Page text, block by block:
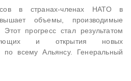
в странах-членах НАТО в
объемы, производимые
прогресс стал результатом
и открытия новых
по всему Альянсу. Генеральный